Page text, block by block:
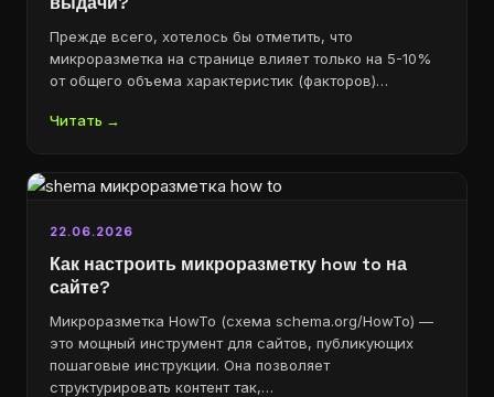
Прежде всего, хотелось бы отметить, что
микроразметка на странице влияет только на 5-10%
от общего объема характеристик (факторов)…
Читать →
22.06.2026
Как настроить микроразметку how to на
сайте?
Микроразметка HowTo (схема schema.org/HowTo) —
это мощный инструмент для сайтов, публикующих
пошаговые инструкции. Она позволяет
структурировать контент так,…